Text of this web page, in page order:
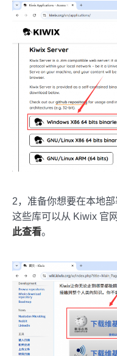
2，准备你想要在本地
这些库可以从 Kiwix 官
此查看。